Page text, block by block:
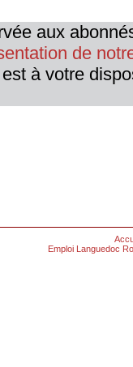
aux
de
à votre
Emploi Languedoc